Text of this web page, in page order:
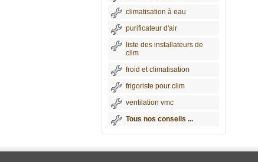
climatisation à eau
purificateur d'air
liste des installateurs de
clim
froid et climatisation
frigoriste pour clim
ventilation vmc
Tous nos conseils ...